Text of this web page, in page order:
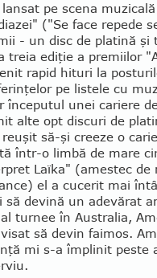
lansat pe scena
("Se face repede
- un disc de platină
treia ediţie a premiilor
rapid hituri la
pe listele cu
începutul unei cariere
alte opt discuri de
să-şi creeze o
într-o limbă de mare
Laïka" (amestec de
el a cucerit mai
să devină un adevărat
turnee în Australia,
să devin faimos.
mi s-a împlinit peste